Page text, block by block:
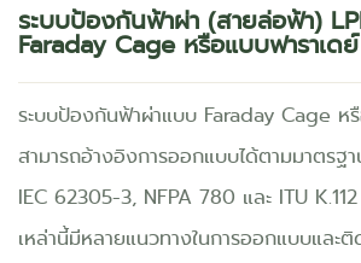
ระบบป้องกันฟ้าผ่า (สายล่อฟ้า)
Faraday Cage หรือแบบฟาราเดย์
ระบบป้องกันฟ้าผ่าแบบ Faraday Cage ห
สามารถอ้างอิงการออกแบบได้ตามมาตร
IEC 62305-3, NFPA 780 และ ITU
เหล่านี้มีหลายแนวทางในการออกแบบและ